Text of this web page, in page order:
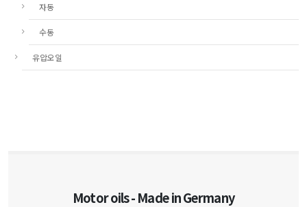
자동
수동
유압오일
Motor oils - Made in Germany